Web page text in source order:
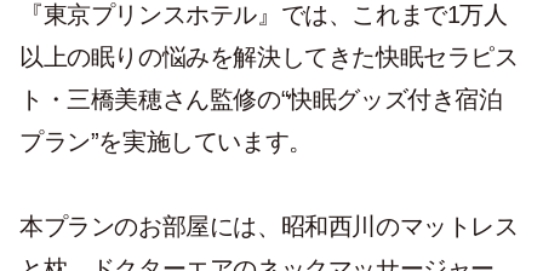
『東京プリンスホテル』では、これまで1万人
以上の眠りの悩みを解決してきた快眠セラピス
ト・三橋美穂さん監修の“快眠グッズ付き宿泊
プラン”を実施しています。
本プランのお部屋には、昭和西川のマットレス